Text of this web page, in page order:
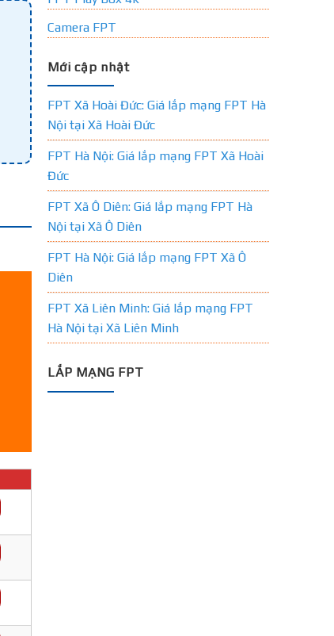
Camera FPT
Mới cập nhật
FPT Xã Hoài Đức: Giá lắp mạng FPT Hà
Nội tại Xã Hoài Đức
FPT Hà Nội: Giá lắp mạng FPT Xã Hoài
Đức
FPT Xã Ô Diên: Giá lắp mạng FPT Hà
Nội tại Xã Ô Diên
FPT Hà Nội: Giá lắp mạng FPT Xã Ô
Diên
FPT Xã Liên Minh: Giá lắp mạng FPT
Hà Nội tại Xã Liên Minh
LẮP MẠNG FPT